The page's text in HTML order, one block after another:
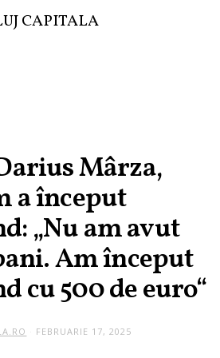
CAPITALA
Mârza,
a început
„Nu am avut
Am început
cu 500 de euro“
FEBRUARIE 17, 2025